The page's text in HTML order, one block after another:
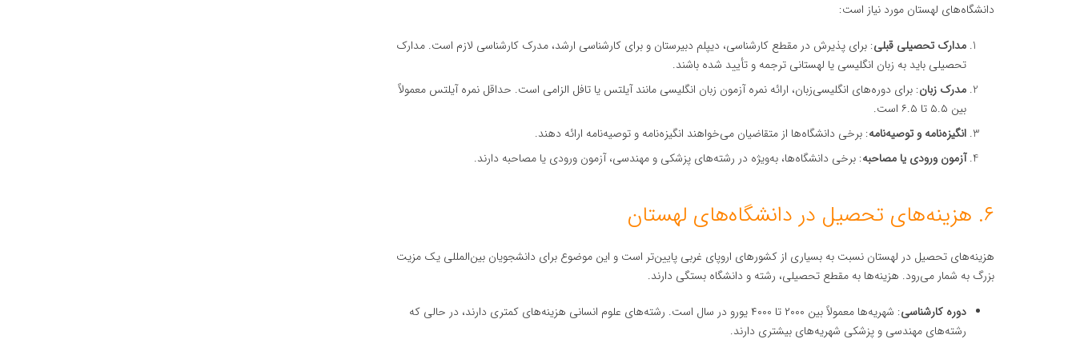
دانشگاه‌های لهستان مورد نیاز است:
مدارک تحصیلی قبلی: برای پذیرش در مقطع کارشناسی، دیپلم دبیرستان و برای کارشناسی ارشد، مدرک کارشناسی لازم است. مدارک
تحصیلی باید به زبان انگلیسی یا لهستانی ترجمه و تأیید شده باشند.
مدرک زبان: برای دوره‌های انگلیسی‌زبان، ارائه نمره آزمون زبان انگلیسی مانند آیلتس یا تافل الزامی است. حداقل نمره آیلتس معمولاً
بین ۵.۵ تا ۶.۵ است.
انگیزه‌نامه و توصیه‌نامه: برخی دانشگاه‌ها از متقاضیان می‌خواهند انگیزه‌نامه و توصیه‌نامه ارائه دهند.
آزمون ورودی یا مصاحبه: برخی دانشگاه‌ها، به‌ویژه در رشته‌های پزشکی و مهندسی، آزمون ورودی یا مصاحبه دارند.
۶. هزینه‌های تحصیل در دانشگاه‌های لهستان
هزینه‌های تحصیل در لهستان نسبت به بسیاری از کشورهای اروپای غربی پایین‌تر است و این موضوع برای دانشجویان بین‌المللی یک مزیت
بزرگ به شمار می‌رود. هزینه‌ها به مقطع تحصیلی، رشته و دانشگاه بستگی دارند.
دوره کارشناسی
: شهریه‌ها معمولاً بین ۲۰۰۰ تا ۴۰۰۰ یورو در سال است. رشته‌های علوم انسانی هزینه‌های کمتری دارند، در حالی که
رشته‌های مهندسی و پزشکی شهریه‌های بیشتری دارند.